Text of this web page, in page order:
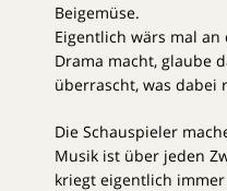
Beigemüse.
Eigentlich wärs mal
Drama macht, glaube
überrascht, was dabei
Die Schauspieler
Musik ist über jeden
kriegt eigentlich